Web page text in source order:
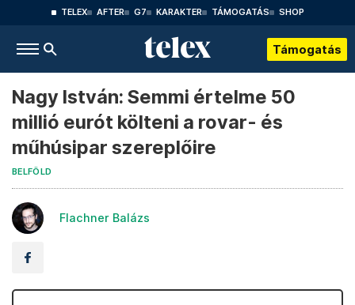
TELEX AFTER G7 KARAKTER TÁMOGATÁS SHOP
Támogatás
Nagy István: Semmi értelme 50
millió eurót költeni a rovar- és
műhúsipar szereplőire
BELFÖLD
Flachner Balázs